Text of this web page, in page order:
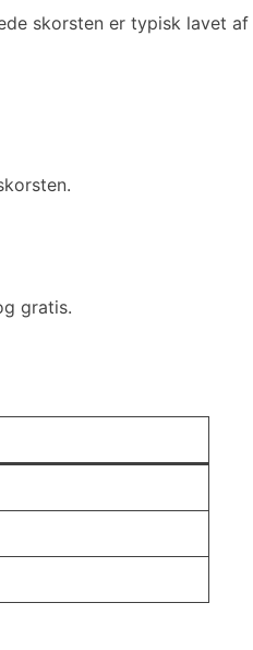
skorsten er typisk lavet af
gratis.